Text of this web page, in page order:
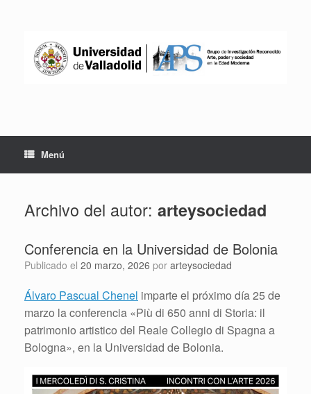
Menú
Archivo del autor: arteysociedad
Conferencia en la Universidad de Bolonia
Publicado el 20 marzo, 2026 por arteysociedad
Álvaro Pascual Chenel imparte el próximo día 25 de
marzo la conferencia «Più di 650 anni di Storia: il
patrimonio artistico del Reale Collegio di Spagna a
Bologna», en la Universidad de Bolonia.